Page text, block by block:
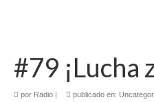
#79 ¡Lucha
por Radio | publicado en: